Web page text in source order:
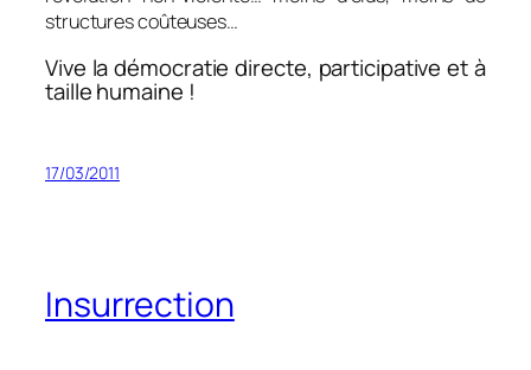
structures coûteuses…
Vive la démocratie directe, participative et à
taille humaine !
17/03/2011
Insurrection